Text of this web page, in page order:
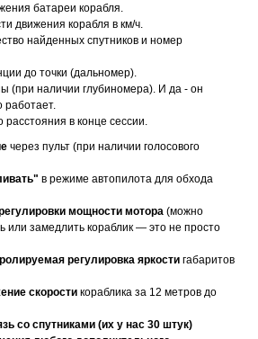
батареи корабля.
движения корабля в км/ч.
найденных спутников и номер
до точки (дальномер).
(при наличии глубиномера). И да - он
работает.
расстояния в конце сессии.
через пульт (при наличии голосового
в режиме автопилота для обхода
мощности мотора (можно
или замедлить кораблик — это не просто
регулировка яркости габаритов
скорости кораблика за 12 метров до
со спутниками (их у нас 30 штук)